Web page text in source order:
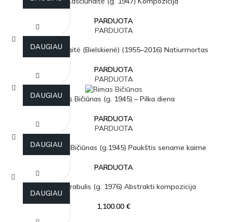
PARDUOTA
PARDUOTA
Gintarė Uogintaitė (Bielskienė) (1955–2016) Natiurmortas
PARDUOTA
DAUGIAU
PARDUOTA
Rimas Bičiūnas (g. 1945) – Pilka diena
PARDUOTA
DAUGIAU
PARDUOTA
Rimas Zigmas Bičiūnas (g.1945) Paukštis sename kaime
PARDUOTA
DAUGIAU
Simonas Skrabulis (g. 1976) Abstrakti kompozicija
1,100.00 €
DAUGIAU